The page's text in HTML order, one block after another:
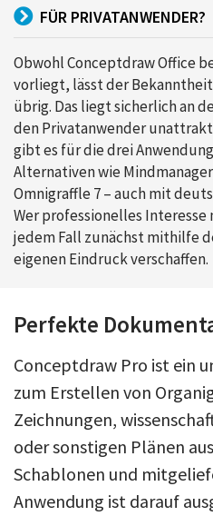
FÜR PRIVATANWENDER?
Obwohl Conceptdraw Office
vorliegt, lässt der
übrig. Das liegt sicherlich an
den Privatanwender
gibt es für die drei
Alternativen wie
Omnigraffle 7 – auch mit
Wer professionelles
jedem Fall zunächst mithilfe
eigenen Eindruck verschaffen.
Perfekte
Conceptdraw Pro ist ein
zum Erstellen von
Zeichnungen,
oder sonstigen Plänen
Schablonen und
Anwendung ist darauf